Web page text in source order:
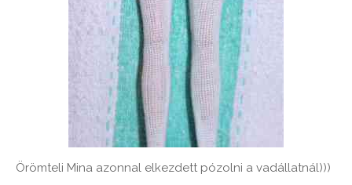
Örömteli Mina azonnal elkezdett pózolni a vadállatnál)))